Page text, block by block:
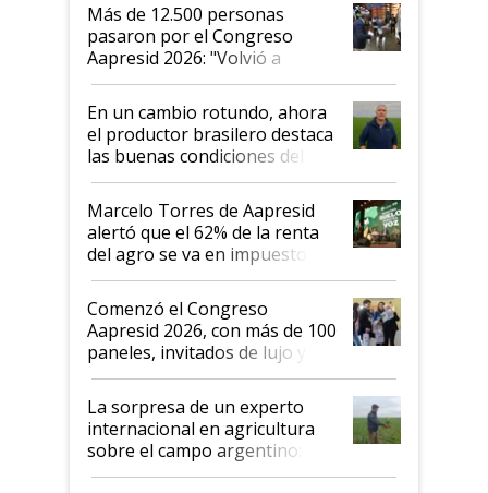
Más de 12.500 personas
pasaron por el Congreso
Aapresid 2026: "Volvió a
demostrar que hablar del
suelo es hablar de todo el
sistema productivo"
En un cambio rotundo, ahora
el productor brasilero destaca
las buenas condiciones del
agro argentino para invertir:
"Los veo más motivados"
Marcelo Torres de Aapresid
alertó que el 62% de la renta
del agro se va en impuestos:
"No es bueno que en
Argentina se sigan discutiendo
las mismas cosas de hace 50
años"
Comenzó el Congreso
Aapresid 2026, con más de 100
paneles, invitados de lujo y
todas las tendencias
La sorpresa de un experto
internacional en agricultura
sobre el campo argentino:
"Estoy muy impresionado"